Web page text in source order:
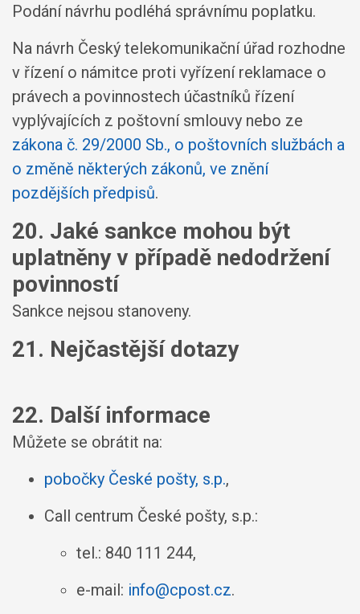
Podání návrhu podléhá správnímu poplatku.
Na návrh Český telekomunikační úřad rozhodne
v řízení o námitce proti vyřízení reklamace o
právech a povinnostech účastníků řízení
vyplývajících z poštovní smlouvy nebo ze
zákona č. 29/2000 Sb., o poštovních službách a
o změně některých zákonů, ve znění
pozdějších předpisů.
20. Jaké sankce mohou být
uplatněny v případě nedodržení
povinností
Sankce nejsou stanoveny.
21. Nejčastější dotazy
22. Další informace
Můžete se obrátit na:
pobočky České pošty, s.p.,
Call centrum České pošty, s.p.:
tel.: 840 111 244,
e-mail: info@cpost.cz.